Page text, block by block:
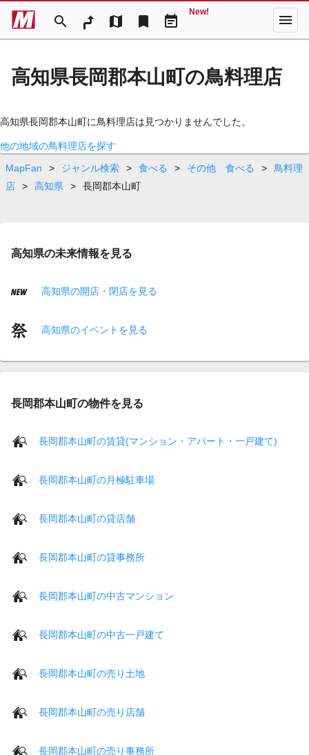
search map bookmark event_note
New! menu
高知県長岡郡本山町の鳥料理店
高知県長岡郡本山町に鳥料理店は見つかりませんでした。
他の地域の鳥料理店を探す
MapFan
> ジャンル検索 > 食べる > その他 食べる >
鳥料理
店
> 高知県 > 長岡郡本山町
高知県の未来情報を見る
高知県の開店・閉店を見る
高知県のイベントを見る
長岡郡本山町の物件を見る
長岡郡本山町の賃貸(マンション・アパート・一戸建て)
長岡郡本山町の月極駐車場
長岡郡本山町の貸店舗
長岡郡本山町の貸事務所
長岡郡本山町の中古マンション
長岡郡本山町の中古一戸建て
長岡郡本山町の売り土地
長岡郡本山町の売り店舗
長岡郡本山町の売り事務所